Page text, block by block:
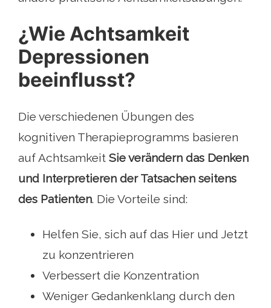
¿Wie Achtsamkeit
Depressionen
beeinflusst?
Die verschiedenen Übungen des
kognitiven Therapieprogramms basieren
auf Achtsamkeit Sie verändern das Denken
und Interpretieren der Tatsachen seitens
des Patienten. Die Vorteile sind:
Helfen Sie, sich auf das Hier und Jetzt
zu konzentrieren
Verbessert die Konzentration
Weniger Gedankenklang durch den